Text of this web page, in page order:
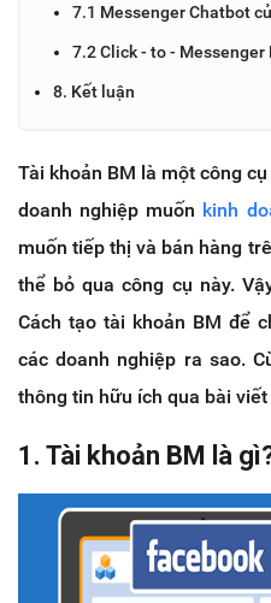
7.1 Messenger Chatbot
7.2 Click - to - Messenger
8. Kết luận
Tài khoản BM là một công
doanh nghiệp muốn kinh
muốn tiếp thị và bán hàng
thể bỏ qua công cụ này.
Cách tạo tài khoản BM để
các doanh nghiệp ra sao.
thông tin hữu ích qua bài
1. Tài khoản BM là